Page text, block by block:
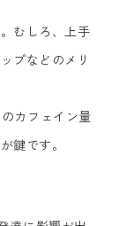
むしろ、上手
プなどのメリ
カフェイン量
鍵です。